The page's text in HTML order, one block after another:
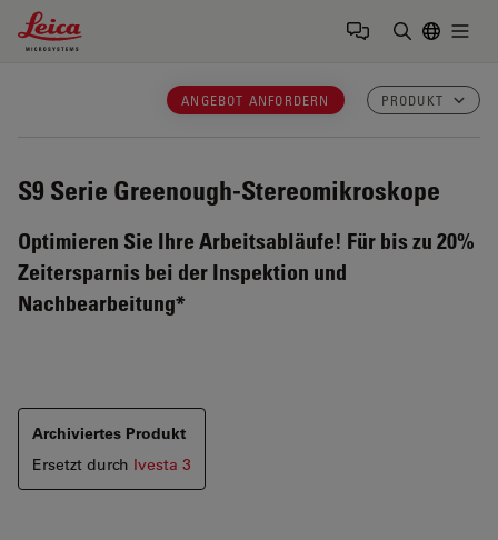
Leica Microsystems Logo
ANGEBOT ANFORDERN PRODUKT
S9 Serie Greenough-Stereomikroskope
Optimieren Sie Ihre Arbeitsabläufe! Für bis zu 20%
Zeitersparnis bei der Inspektion und
Nachbearbeitung*
Archiviertes Produkt
Ersetzt durch Ivesta 3